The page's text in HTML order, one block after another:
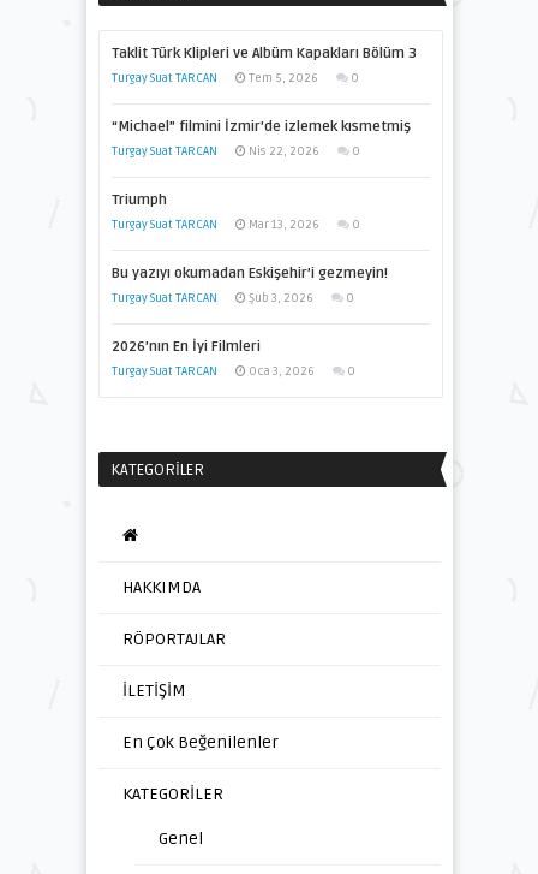
Taklit Türk Klipleri ve Albüm Kapakları Bölüm 3
Turgay Suat TARCAN Tem 5, 2026 0
“Michael” filmini İzmir’de izlemek kısmetmiş
Turgay Suat TARCAN Nis 22, 2026 0
Triumph
Turgay Suat TARCAN Mar 13, 2026 0
Bu yazıyı okumadan Eskişehir’i gezmeyin!
Turgay Suat TARCAN Şub 3, 2026 0
2026’nın En İyi Filmleri
Turgay Suat TARCAN Oca 3, 2026 0
KATEGORILER
HAKKIMDA
RÖPORTAJLAR
İLETİŞİM
En Çok Beğenilenler
KATEGORİLER
Genel